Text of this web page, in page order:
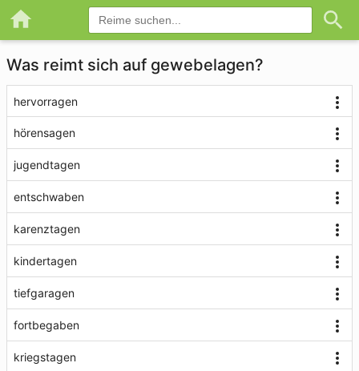
Was reimt sich auf gewebelagen?
hervorragen
hörensagen
jugendtagen
entschwaben
karenztagen
kindertagen
tiefgaragen
fortbegaben
kriegstagen